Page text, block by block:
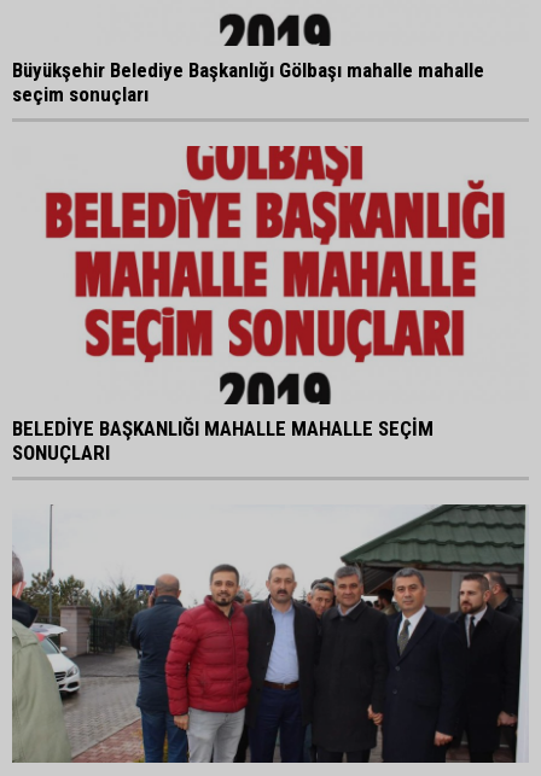
Büyükşehir Belediye Başkanlığı Gölbaşı mahalle mahalle
seçim sonuçları
BELEDİYE BAŞKANLIĞI MAHALLE MAHALLE SEÇİM
SONUÇLARI